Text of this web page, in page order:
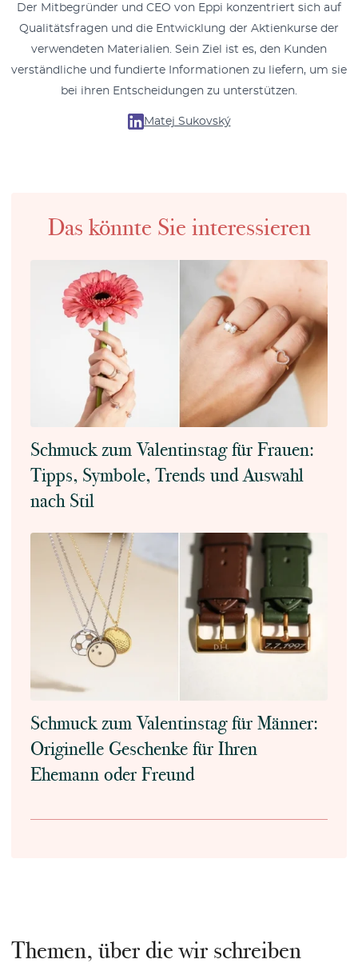
Der Mitbegründer und CEO von Eppi konzentriert sich auf
Qualitätsfragen und die Entwicklung der Aktienkurse der
verwendeten Materialien. Sein Ziel ist es, den Kunden
verständliche und fundierte Informationen zu liefern, um sie
bei ihren Entscheidungen zu unterstützen.
Matej Sukovský
Das könnte Sie interessieren
Schmuck zum Valentinstag für Frauen:
Tipps, Symbole, Trends und Auswahl
nach Stil
Schmuck zum Valentinstag für Männer:
Originelle Geschenke für Ihren
Ehemann oder Freund
Themen, über die wir schreiben